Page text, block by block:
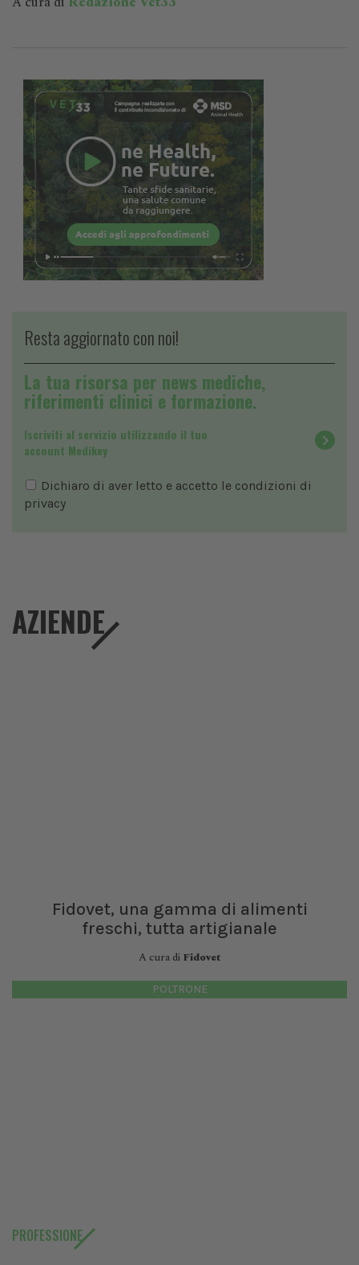
Resta aggiornato con noi!
La tua risorsa per news mediche,
riferimenti clinici e formazione.
Iscriviti al servizio utilizzando il tuo
account Medikey
Dichiaro di aver letto e accetto le condizioni di
privacy
AZIENDE
Fidovet, una gamma di alimenti
freschi, tutta artigianale
A cura di Fidovet
POLTRONE
PROFESSIONE